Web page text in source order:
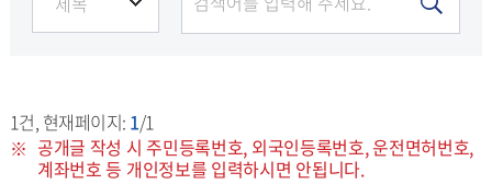
1건, 현재페이지: 1/1
공개글 작성 시 주민등록번호, 외국인등록번호, 운전면허번호,
계좌번호 등 개인정보를 입력하시면 안됩니다.